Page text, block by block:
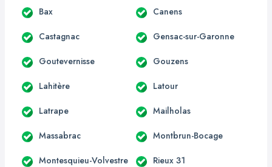
Bax Canens
Castagnac Gensac-sur-Garonne
Goutevernisse Gouzens
Lahitère Latour
Latrape Mailholas
Massabrac Montbrun-Bocage
Montesquieu-Volvestre Rieux 31